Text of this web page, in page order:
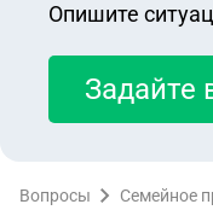
Опишите
Задайте
Вопросы Семейное